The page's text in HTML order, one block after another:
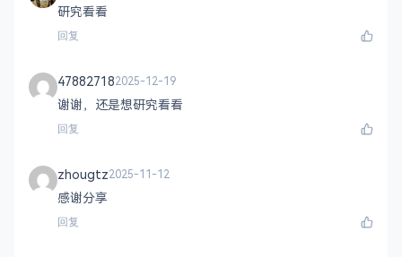
研究看看
回复
478827182025-12-19
谢谢，还是想研究看看
回复
zhougtz2025-11-12
感谢分享
回复